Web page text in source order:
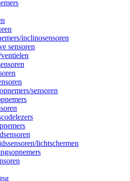
inclinosensoren
sensoren
sensoren
lichtschermen